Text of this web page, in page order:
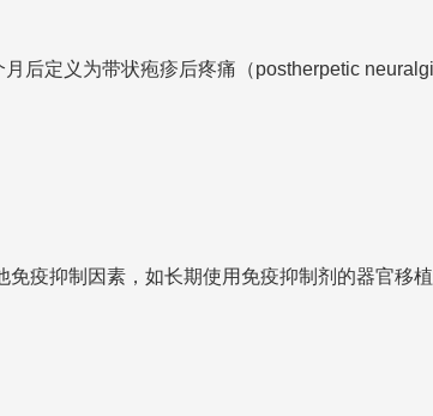
后定义为带状疱疹后疼痛（postherpetic
疫抑制因素，如长期使用免疫抑制剂的器官移植